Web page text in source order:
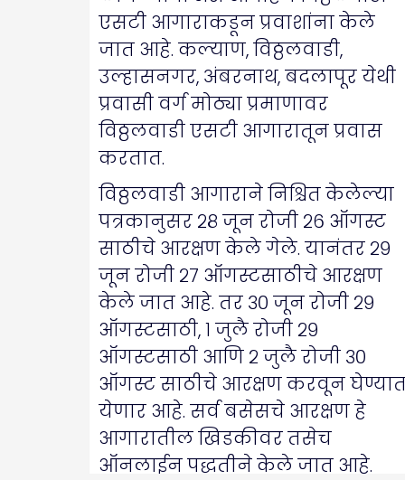
एसटी आगाराकडून प्रवाशांना केले
जात आहे. कल्याण, विठ्ठलवाडी,
उल्हासनगर, अंबरनाथ, बदलापूर येथी
प्रवासी वर्ग मोठ्या प्रमाणावर
विठ्ठलवाडी एसटी आगारातून प्रवास
करतात.
विठ्ठलवाडी आगाराने निश्चित केलेल्या
पत्रकानुसर २८ जून रोजी २६ ऑगस्ट
साठीचे आरक्षण केले गेले. यानंतर २९
जून रोजी २७ ऑगस्टसाठीचे आरक्षण
केले जात आहे. तर ३० जून रोजी २९
ऑगस्टसाठी, १ जुलै रोजी २९
ऑगस्टसाठी आणि २ जुलै रोजी ३०
ऑगस्ट साठीचे आरक्षण करवून
येणार आहे. सर्व बसेसचे आरक्षण हे
आगारातील खिडकीवर तसेच
ऑनलाईन पद्धतीने केले जात आहे.